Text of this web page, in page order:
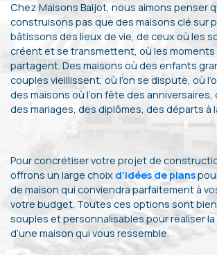
Chez Maisons Baijot, nous aimons penser
construisons pas que des maisons clé sur
bâtissons des lieux de vie, de ceux où les
créent et se transmettent, où les moments
partagent. Des maisons où des enfants
couples vieillissent, où l’on se dispute, où
des maisons où l’on fête des anniversaires,
des mariages, des diplômes, des départs à
Pour concrétiser votre projet de
offrons un large choix d’idées de plans
de maison qui conviendra parfaitement à
votre budget. Toutes ces options sont
souples et personnalisables pour réaliser
d’une maison qui vous ressemble.